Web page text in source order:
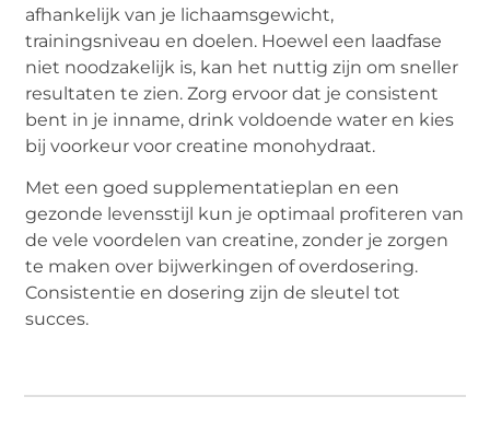
afhankelijk van je lichaamsgewicht,
trainingsniveau en doelen. Hoewel een laadfase
niet noodzakelijk is, kan het nuttig zijn om sneller
resultaten te zien. Zorg ervoor dat je consistent
bent in je inname, drink voldoende water en kies
bij voorkeur voor creatine monohydraat.
Met een goed supplementatieplan en een
gezonde levensstijl kun je optimaal profiteren van
de vele voordelen van creatine, zonder je zorgen
te maken over bijwerkingen of overdosering.
Consistentie en dosering zijn de sleutel tot
succes.